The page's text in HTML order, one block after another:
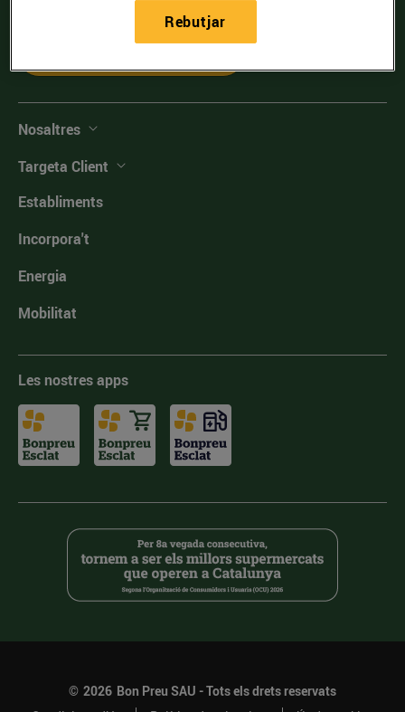
Serveis d'entrega de compra online
Nosaltres
Targeta Client
Establiments
Incorpora't
Energia
Mobilitat
Les nostres apps
© 2026 Bon Preu SAU - Tots els drets reservats
Rebutjar